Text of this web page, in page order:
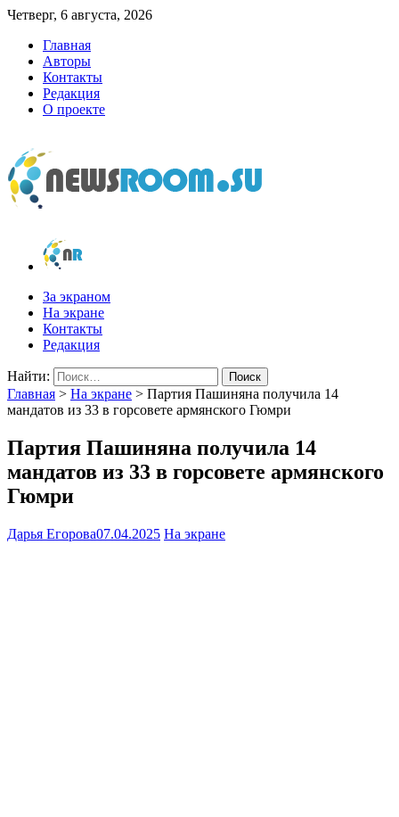
Четверг, 6 августа, 2026
Главная
Авторы
Контакты
Редакция
О проекте
newsroom.su
Новости о новостях
За экраном
На экране
Контакты
Редакция
Найти:
Главная > На экране > Партия Пашиняна получила 14
мандатов из 33 в горсовете армянского Гюмри
Партия Пашиняна получила 14
мандатов из 33 в горсовете армянского
Гюмри
Дарья Егорова07.04.2025 На экране